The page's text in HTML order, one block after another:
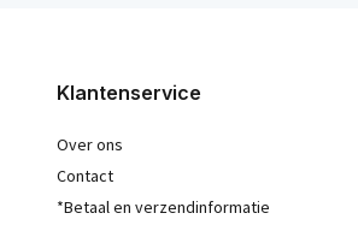
Klantenservice
Over ons
Contact
*Betaal en verzendinformatie